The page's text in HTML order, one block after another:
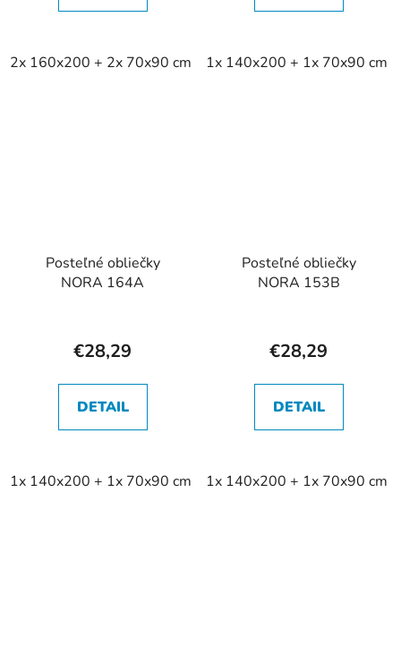
2x 160x200 + 2x 70x90 cm 1x 140x200 + 1x 70x90 cm
Posteľné obliečky
NORA 164A
€28,29
DETAIL
1x 140x200 + 1x 70x90 cm
Posteľné obliečky
NORA 153B
€28,29
DETAIL
1x 140x200 + 1x 70x90 cm